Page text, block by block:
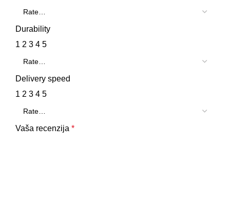
Durability
1 2 3 4 5
Delivery speed
1 2 3 4 5
Vaša recenzija *